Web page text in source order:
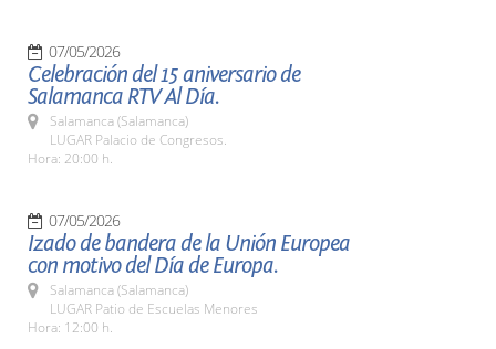
07/05/2026
Celebración del 15 aniversario de
Salamanca RTV Al Día.
Salamanca (Salamanca)
LUGAR Palacio de Congresos.
Hora: 20:00 h.
07/05/2026
Izado de bandera de la Unión Europea
con motivo del Día de Europa.
Salamanca (Salamanca)
LUGAR Patio de Escuelas Menores
Hora: 12:00 h.